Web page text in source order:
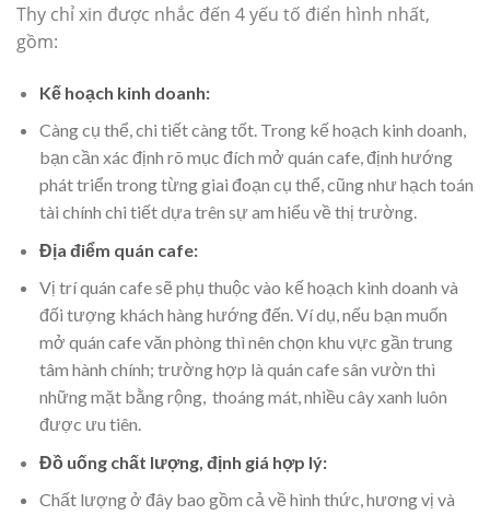
Thy chỉ xin được nhắc đến 4 yếu tố điển hình nhất,
gồm:
Kế hoạch kinh doanh:
Càng cụ thể, chi tiết càng tốt. Trong kế hoạch kinh doanh,
bạn cần xác định rõ mục đích mở quán cafe, định hướng
phát triển trong từng giai đoạn cụ thể, cũng như hạch toán
tài chính chi tiết dựa trên sự am hiểu về thị trường.
Địa điểm quán cafe:
Vị trí quán cafe sẽ phụ thuộc vào kế hoạch kinh doanh và
đối tượng khách hàng hướng đến. Ví dụ, nếu bạn muốn
mở quán cafe văn phòng thì nên chọn khu vực gần trung
tâm hành chính; trường hợp là quán cafe sân vườn thì
những mặt bằng rộng, thoáng mát, nhiều cây xanh luôn
được ưu tiên.
Đồ uống chất lượng, định giá hợp lý:
Chất lượng ở đây bao gồm cả về hình thức, hương vị và